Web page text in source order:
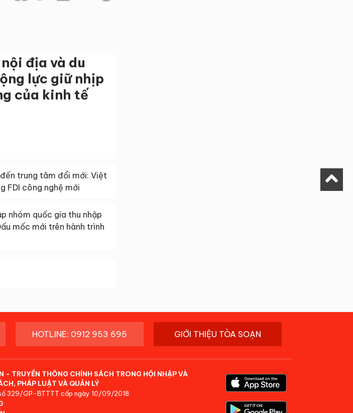
địa và du
lực giữ nhịp
của kinh tế
trung tâm đổi mới: Việt
FDI công nghệ mới
nhóm quốc gia thu nhập
mốc mới trên hành trình
HOTLINE: 0912 953 695 GIỚI THIỆU TÒA SOẠN
- TRUYỀN THÔNG CHÍNH SÁCH TRONG HỘI NHẬP VÀ
PHÁP LUẬT VÀ QUẢN LÝ
329/GP-BTTTT cấp ngày 10/09/2018.